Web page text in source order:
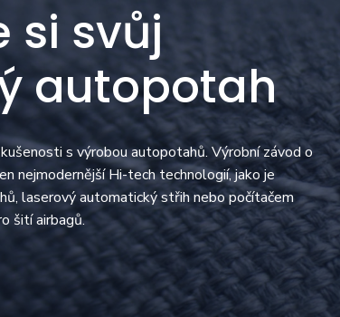
si svůj
autopotah
s výrobou autopotahů. Výrobní závod o
nejmodernější Hi-tech technologií, jako je
laserový automatický střih nebo počítačem
šití airbagů.